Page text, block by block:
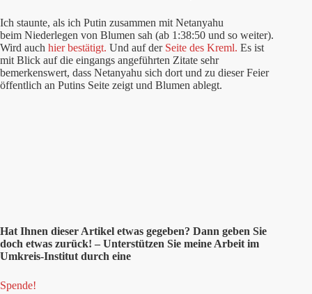
Ich staunte, als ich Putin zusammen mit Netanyahu
beim Niederlegen von Blumen sah (ab 1:38:50 und so weiter).
Wird auch hier bestätigt. Und auf derSeite des Kreml. Es ist
mit Blick auf die eingangs angeführten Zitate sehr
bemerkenswert, dass Netanyahu sich dort und zu dieser Feier
öffentlich an Putins Seite zeigt und Blumen ablegt.
Hat Ihnen dieser Artikel etwas gegeben? Dann geben Sie
doch etwas zurück! – Unterstützen Sie meine Arbeit im
Umkreis-Institut durch eine
Spende!